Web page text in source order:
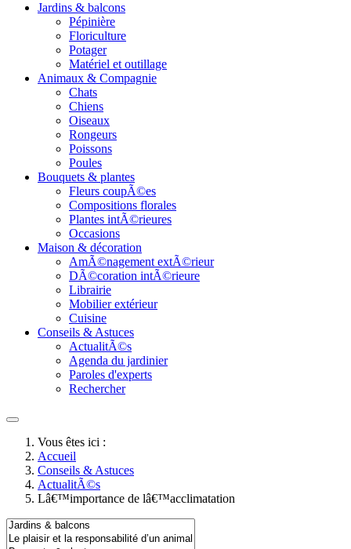
Jardins & balcons
Pépinière
Floriculture
Potager
Matériel et outillage
Animaux & Compagnie
Chats
Chiens
Oiseaux
Rongeurs
Poissons
Poules
Bouquets & plantes
Fleurs coupÃ©es
Compositions florales
Plantes intÃ©rieures
Occasions
Maison & décoration
AmÃ©nagement extÃ©rieur
DÃ©coration intÃ©rieure
Librairie
Mobilier extérieur
Cuisine
Conseils & Astuces
ActualitÃ©s
Agenda du jardinier
Paroles d'experts
Rechercher
Vous êtes ici :
Accueil
Conseils & Astuces
ActualitÃ©s
Lâ€™importance de lâ€™acclimatation